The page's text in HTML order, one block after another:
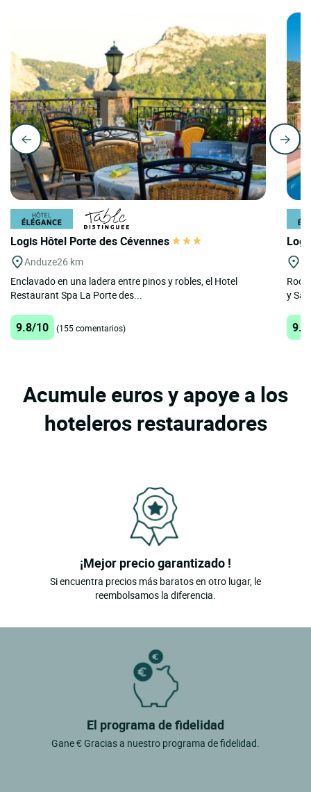
Logis Hôtel Porte des Cévennes
Anduze26 km
Enclavado en una ladera entre pinos y robles, el Hotel
Restaurant Spa La Porte des...
9.8/10 (155 comentarios)
y
Acumule euros y apoye a los
hoteleros restauradores
¡Mejor precio garantizado !
Si encuentra precios más baratos en otro lugar, le
reembolsamos la diferencia.
El programa de fidelidad
Gane € Gracias a nuestro programa de fidelidad.